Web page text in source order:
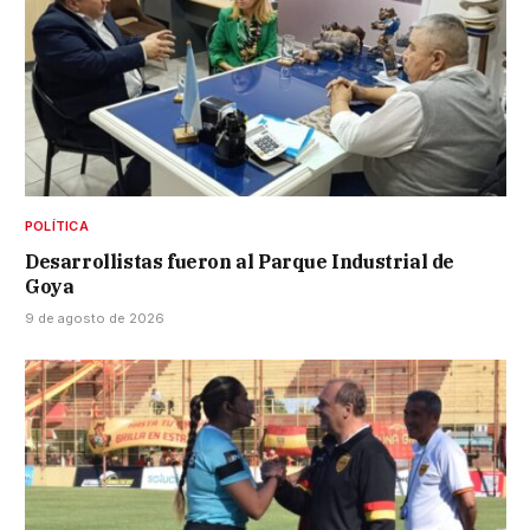
POLÍTICA
Desarrollistas fueron al Parque Industrial de
Goya
9 de agosto de 2026